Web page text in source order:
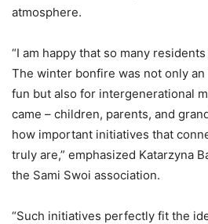
atmosphere.
“I am happy that so many
The winter bonfire was not only
fun but also for intergenerational
came – children, parents, and
how important initiatives that
truly are,” emphasized Katarzyna
the Sami Swoi association.
“Such initiatives perfectly fit the